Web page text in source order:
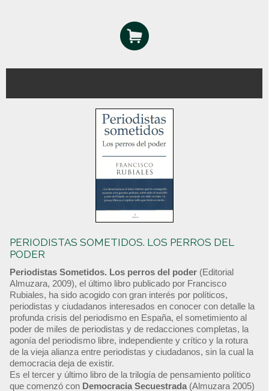
PERIODISTAS SOMETIDOS. LOS PERROS DEL
PODER
Periodistas Sometidos. Los perros del poder (Editorial
Almuzara, 2009), el último libro publicado por Francisco
Rubiales, ha sido acogido con gran interés por políticos,
periodistas y ciudadanos interesados en conocer con detalle la
profunda crisis del periodismo en España, el sometimiento al
poder de miles de periodistas y de redacciones completas, la
agonía del periodismo libre, independiente y crítico y la rotura
de la vieja alianza entre periodistas y ciudadanos, sin la cual la
democracia deja de existir.
Es el tercer y último libro de la trilogía de pensamiento político
que comenzó con Democracia Secuestrada (Almuzara 2005)